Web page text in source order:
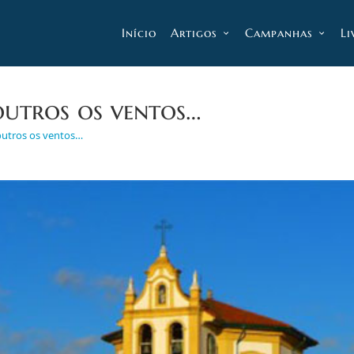
Início Artigos Campanhas
os ventos…
os ventos…